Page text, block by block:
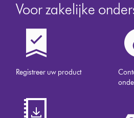
Voor zakelijke
Registreer uw product